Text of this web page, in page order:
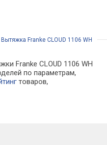
Вытяжка Franke CLOUD 1106 WH
Franke CLOUD 1106 WH
по параметрам,
товаров,